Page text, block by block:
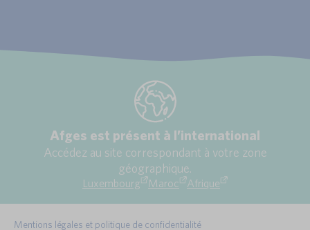
Afges est présent à l’international
Accédez au site correspondant à votre zone
géographique.
Luxembourg Maroc Afrique
Mentions légales et politique de confidentialité